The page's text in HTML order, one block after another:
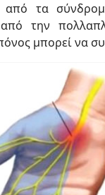
από τα
την
μπορεί να